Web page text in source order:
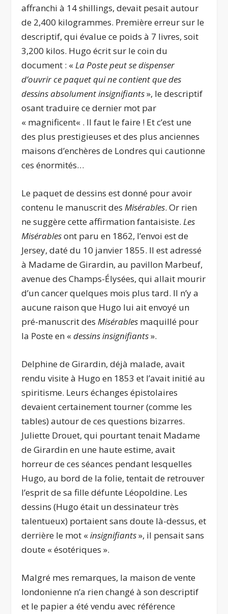
affranchi à 14 shillings, devait pesait autour
de 2,400 kilogrammes. Première erreur sur le
descriptif, qui évalue ce poids à 7 livres, soit
3,200 kilos. Hugo écrit sur le coin du
document : « La Poste peut se dispenser
d’ouvrir ce paquet qui ne contient que des
dessins absolument insignifiants», le descriptif
osant traduire ce dernier mot par
« magnificent« . Il faut le faire ! Et c’est une
des plus prestigieuses et des plus anciennes
maisons d’enchères de Londres qui cautionne
ces énormités…
Le paquet de dessins est donné pour avoir
contenu le manuscrit desMisérables. Or rien
ne suggère cette affirmation fantaisiste.Les
Misérablesont paru en 1862, l’envoi est de
Jersey, daté du 10 janvier 1855. Il est adressé
à Madame de Girardin, au pavillon Marbeuf,
avenue des Champs-Élysées, qui allait mourir
d’un cancer quelques mois plus tard. Il n’y a
aucune raison que Hugo lui ait envoyé un
pré-manuscrit desMisérables maquillé pour
la Poste en «dessins insignifiants».
Delphine de Girardin, déjà malade, avait
rendu visite à Hugo en 1853 et l’avait initié au
spiritisme. Leurs échanges épistolaires
devaient certainement tourner (comme les
tables) autour de ces questions bizarres.
Juliette Drouet, qui pourtant tenait Madame
de Girardin en une haute estime, avait
horreur de ces séances pendant lesquelles
Hugo, au bord de la folie, tentait de retrouver
l’esprit de sa fille défunte Léopoldine. Les
dessins (Hugo était un dessinateur très
talentueux) portaient sans doute là-dessus, et
derrière le mot «insignifiants», il pensait sans
doute « ésotériques ».
Malgré mes remarques, la maison de vente
londonienne n’a rien changé à son descriptif
et le papier a été vendu avec référence